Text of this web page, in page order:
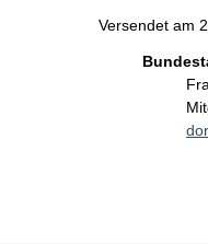
Versendet am